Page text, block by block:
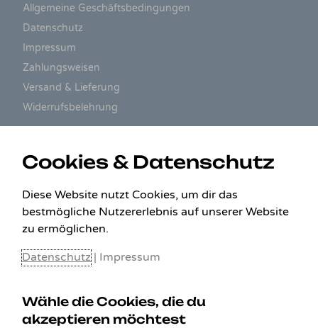
Allgemeine Geschäftsbedingungen
Datenschutz
Impressum
Zahlungsweisen
Versand & Lieferung
Widerrufsbelehrung
Cookies & Datenschutz
Diese Website nutzt Cookies, um dir das
bestmögliche Nutzererlebnis auf unserer Website
zu ermöglichen.
Datenschutz | Impressum
Wähle die Cookies, die du
akzeptieren möchtest